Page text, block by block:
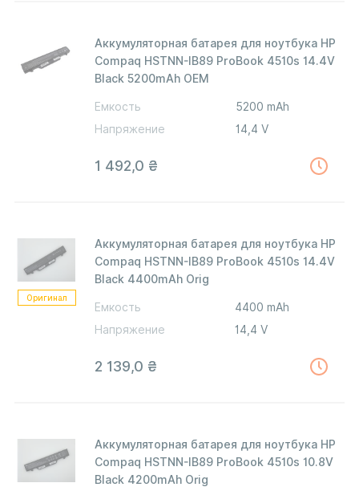
Аккумуляторная батарея для ноутбука HP
Compaq HSTNN-IB89 ProBook 4510s 14.4V
Black 5200mAh OEM
Емкость
5200 mAh
Напряжение
14,4 V
1 492,0 ₴
Оригинал
Аккумуляторная батарея для ноутбука HP
Compaq HSTNN-IB89 ProBook 4510s 14.4V
Black 4400mAh Orig
Емкость
4400 mAh
Напряжение
14,4 V
2 139,0 ₴
Аккумуляторная батарея для ноутбука HP
Compaq HSTNN-IB89 ProBook 4510s 10.8V
Black 4200mAh Orig